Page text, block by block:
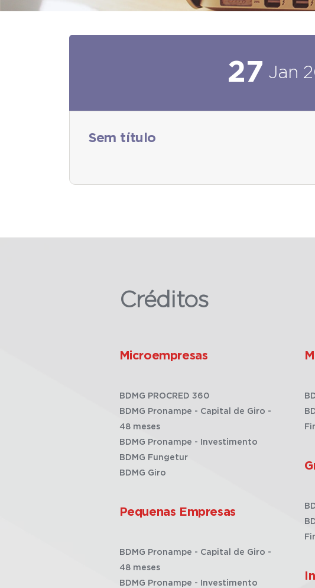
27 Jan
Sem título
Créditos
Microempresas
BDMG PROCRED 360
BDMG Pronampe - Capital de Giro -
48 meses
BDMG Pronampe - Investimento
BDMG Fungetur
BDMG Giro
Pequenas Empresas
BDMG Pronampe - Capital de Giro -
48 meses
BDMG Pronampe - Investimento